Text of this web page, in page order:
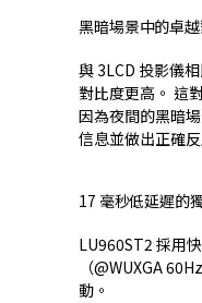
黑暗場景中的卓
與 3LCD 投影儀
對比度更高。 這
因為夜間的黑暗
信息並做出正確反
17 毫秒低延遲的
LU960ST2 採用
（@WUXGA
動。